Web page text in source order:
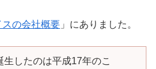
の会社概要 」にありました。
生したのは平成17年のこ